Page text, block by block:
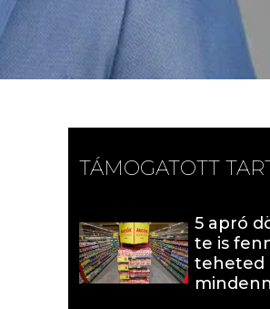
TÁMOGATOTT
5 apró
te is
teheted